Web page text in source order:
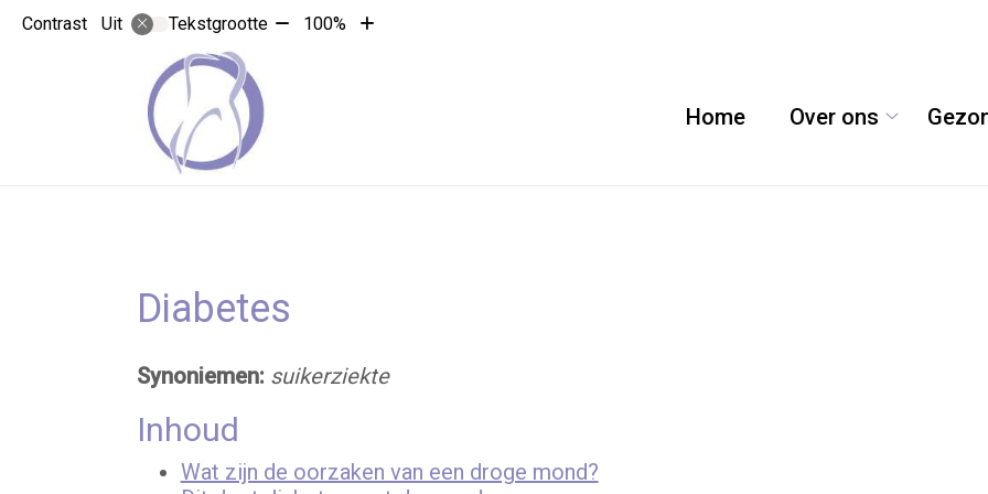
Contrast Uit Tekstgrootte Tekst100%
Tekst
Home Over ons
Diabetes
Synoniemen: suikerziekte
Inhoud
Wat zijn de oorzaken van een droge mond?